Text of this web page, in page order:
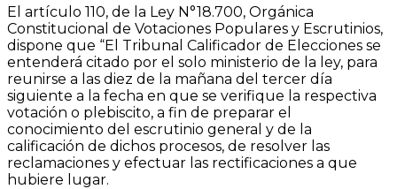
El artículo 110, de la Ley N°18.700, Orgánica
Constitucional de Votaciones Populares y Escrutinios,
dispone que “El Tribunal Calificador de Elecciones se
entenderá citado por el solo ministerio de la ley, para
reunirse a las diez de la mañana del tercer día
siguiente a la fecha en que se verifique la respectiva
votación o plebiscito, a fin de preparar el
conocimiento del escrutinio general y de la
calificación de dichos procesos, de resolver las
reclamaciones y efectuar las rectificaciones a que
hubiere lugar.